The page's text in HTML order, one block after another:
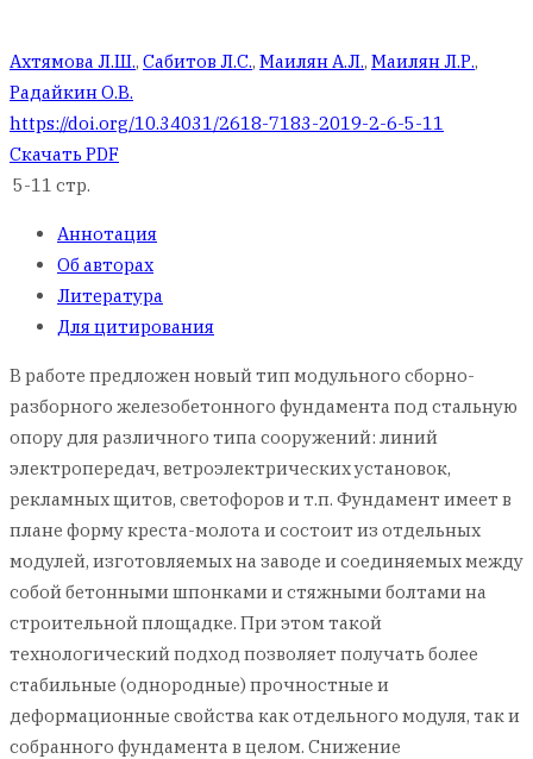
Ахтямова Л.Ш., Сабитов Л.С., Маилян А.Л., Маилян Л.Р.,
Радайкин О.В.
https://doi.org/10.34031/2618-7183-2019-2-6-5-11
Скачать PDF
5-11 стр.
Аннотация
Об авторах
Литература
Для цитирования
В работе предложен новый тип модульного сборно-
разборного железобетонного фундамента под стальную
опору для различного типа сооружений: линий
электропередач, ветроэлектрических установок,
рекламных щитов, светофоров и т.п. Фундамент имеет в
плане форму креста-молота и состоит из отдельных
модулей, изготовляемых на заводе и соединяемых между
собой бетонными шпонками и стяжными болтами на
строительной площадке. При этом такой
технологический подход позволяет получать более
стабильные (однородные) прочностные и
деформационные свойства как отдельного модуля, так и
собранного фундамента в целом. Снижение